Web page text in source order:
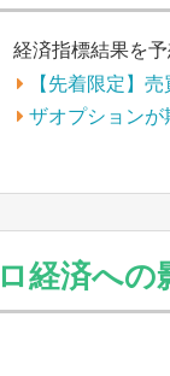
経済指標結果を
【先着限定】
ザオプションが
経済へ